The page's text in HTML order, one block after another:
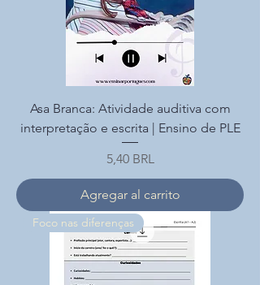
Asa Branca: Atividade auditiva com
interpretação e escrita | Ensino de PLE
Precio
5,40 BRL
Agregar al carrito
Foco nas diferenças